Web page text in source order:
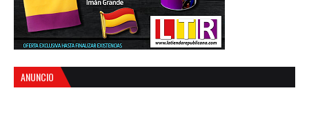
ANUNCIO